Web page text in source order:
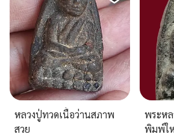
หลวงปู่ทวดเนื้อว่านสภาพ
สวย
พระห
พิมพ์ใ